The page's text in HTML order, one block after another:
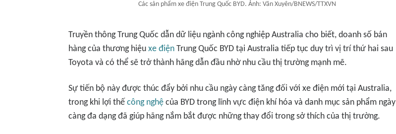
Các sản phẩm xe điện Trung Quốc BYD. Ảnh: Văn Xuyên/BNEWS/TTXVN
Truyền thông Trung Quốc dẫn dữ liệu ngành công nghiệp Australia cho biết, doanh số bán
hàng của thương hiệu xe điện Trung Quốc BYD tại Australia tiếp tục duy trì vị trí thứ hai sau
Toyota và có thể sẽ trở thành hãng dẫn đầu nhờ nhu cầu thị trường mạnh mẽ.
Sự tiến bộ này được thúc đẩy bởi nhu cầu ngày càng tăng đối với xe điện mới tại Australia,
trong khi lợi thế công nghệ của BYD trong lĩnh vực điện khí hóa và danh mục sản phẩm ngày
càng đa dạng đã giúp hãng nắm bắt được những thay đổi trong sở thích của thị trường.